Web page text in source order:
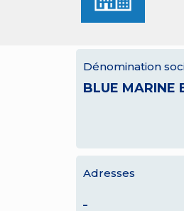
Dénomination
BLUE MARINE
Adresses
–